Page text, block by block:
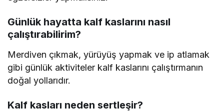
Günlük hayatta kalf kaslarını nasıl
çalıştırabilirim?
Merdiven çıkmak, yürüyüş yapmak ve ip atlamak
gibi günlük aktiviteler kalf kaslarını çalıştırmanın
doğal yollarıdır.
Kalf kasları neden sertleşir?